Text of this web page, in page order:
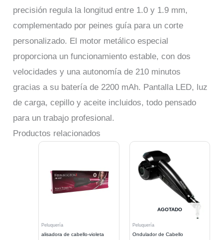
precisión regula la longitud entre 1.0 y 1.9 mm,
complementado por peines guía para un corte
personalizado. El motor metálico especial
proporciona un funcionamiento estable, con dos
velocidades y una autonomía de 210 minutos
gracias a su batería de 2200 mAh. Pantalla LED, luz
de carga, cepillo y aceite incluidos, todo pensado
para un trabajo profesional.
Productos relacionados
Peluquería
alisadora de cabello-violeta
AGOTADO
Peluquería
Ondulador de Cabello